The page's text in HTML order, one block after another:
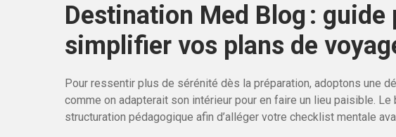
Destination Med Blog : guide
simplifier vos plans de
Pour ressentir plus de sérénité dès la préparation, adoptons une
comme on adapterait son intérieur pour en faire un lieu paisible.
structuration pédagogique afin d’alléger votre checklist mentale